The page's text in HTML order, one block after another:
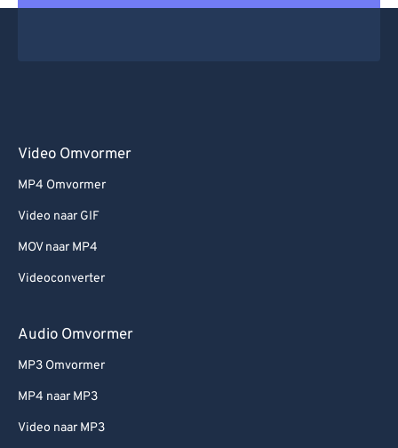
Video Omvormer
MP4 Omvormer
Video naar GIF
MOV naar MP4
Videoconverter
Audio Omvormer
MP3 Omvormer
MP4 naar MP3
Video naar MP3